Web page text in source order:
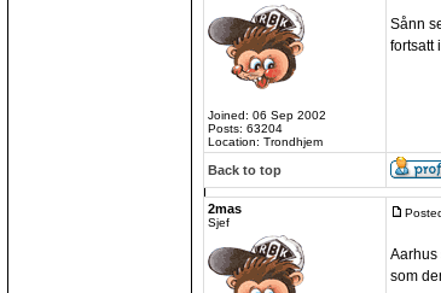
Joined: 06 Sep 2002
Posts: 63204
Location: Trondhjem
Sånn
fortsatt
Back to top
2mas
Sjef
Aarhus
som